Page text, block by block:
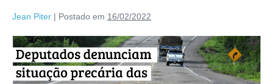
Jean Piter | Postado em 16/02/2022